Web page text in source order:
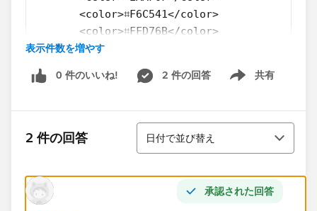
<color>⌗F6C541</color>
<color>⌗FFD76B</color>
<color>⌗906900</color>
<color>⌗B88705</color>
</color-palette>
<color>⌗F99E02</color>
<color>⌗104CA4</color>
<color>⌗FF8739</color>
<color>⌗FFB639</color>
表示件数を増やす
0 件のいいね! 2 件の回答 共有
Show menu
2 件の回答
並び替え
日付で並び替え
承認された回答